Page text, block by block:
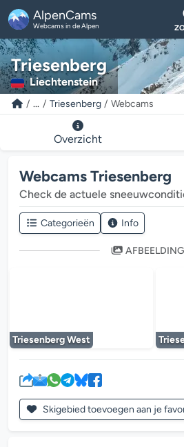
AlpenCams
Webcams in de Alpen
Triesenberg
Liechtenstein
... Triesenberg Webcams
Overzicht
Webcams Triesenberg
Check de actuele
Categorieën Info
Triesenberg West
Skigebied toevoegen aan je